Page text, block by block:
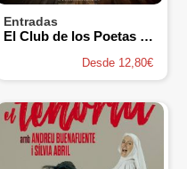
Entradas
El Club de los Poetas Muertos
Desde 12,80€